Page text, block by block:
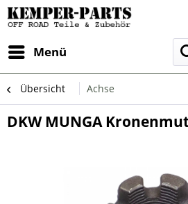
Menü
Übersicht Achse
DKW MUNGA